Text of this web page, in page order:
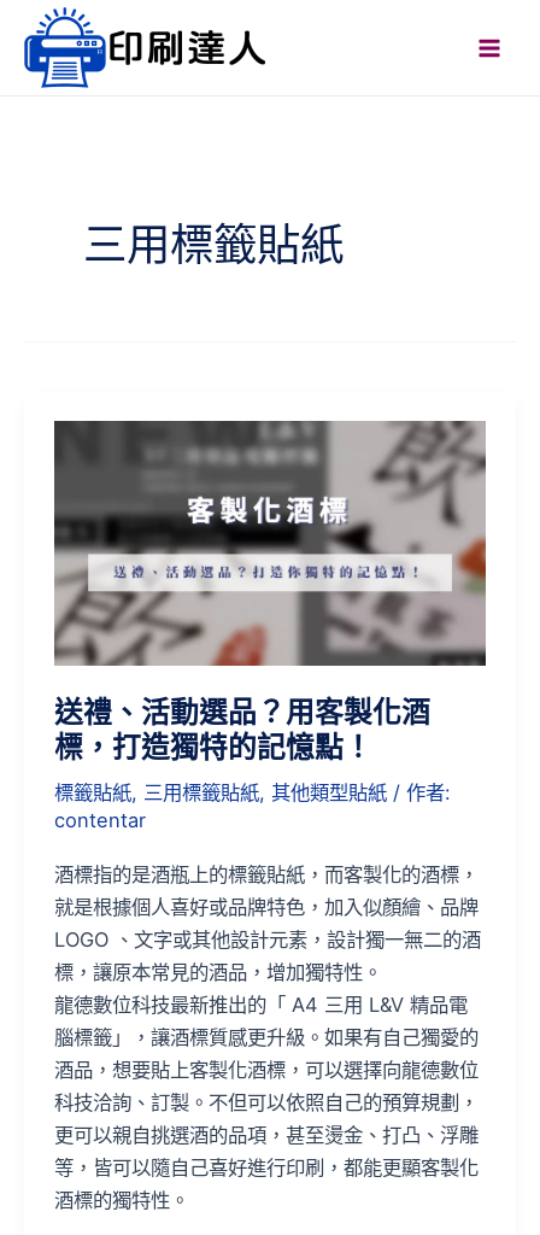
三用標籤貼紙
送禮、活動選品？用客製化酒
標，打造獨特的記憶點！
標籤貼紙, 三用標籤貼紙, 其他類型貼紙/ 作者:
contentar
酒標指的是酒瓶上的標籤貼紙，而客製化的酒標，
就是根據個人喜好或品牌特色，加入似顏繪、品牌
LOGO 、文字或其他設計元素，設計獨一無二的酒
標，讓原本常見的酒品，增加獨特性。
龍德數位科技最新推出的「 A4 三用 L&V 精品電
腦標籤」，讓酒標質感更升級。如果有自己獨愛的
酒品，想要貼上客製化酒標，可以選擇向龍德數位
科技洽詢、訂製。不但可以依照自己的預算規劃，
更可以親自挑選酒的品項，甚至燙金、打凸、浮雕
等，皆可以隨自己喜好進行印刷，都能更顯客製化
酒標的獨特性。
動
選
品？
用
客
製
化
酒
標，
打
造
獨
特
的
記
憶
點！